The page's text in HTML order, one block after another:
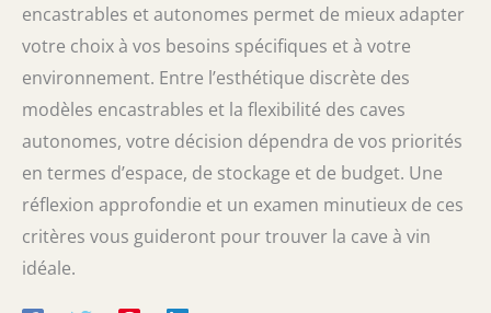
encastrables et autonomes permet de mieux adapter
votre choix à vos besoins spécifiques et à votre
environnement. Entre l’esthétique discrète des
modèles encastrables et la flexibilité des caves
autonomes, votre décision dépendra de vos priorités
en termes d’espace, de stockage et de budget. Une
réflexion approfondie et un examen minutieux de ces
critères vous guideront pour trouver la cave à vin
idéale.